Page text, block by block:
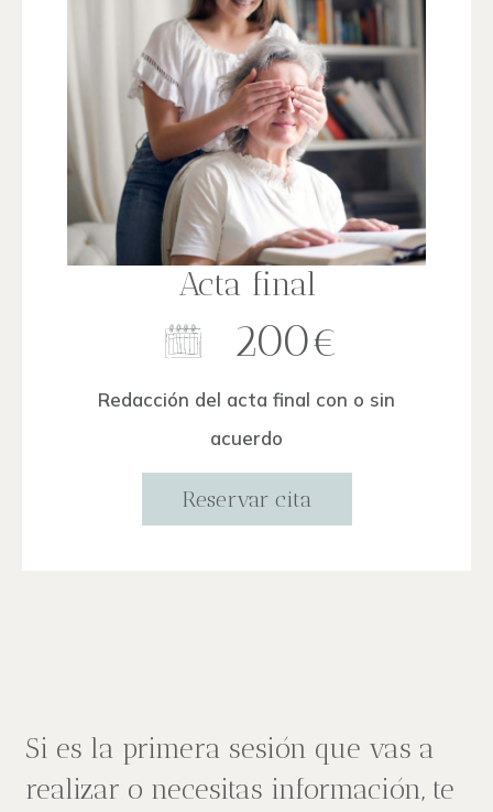
Acta final
200€
Redacción del acta final con o sin
acuerdo
Reservar cita
Si es la primera sesión que vas a
realizar o necesitas información, te